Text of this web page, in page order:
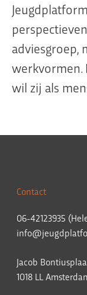
adviesgroep,
werkvormen.
wil zij als
Contact
06-42123935
Jacob
1018 LL